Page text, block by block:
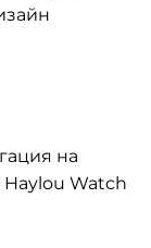
на
Haylou Watch